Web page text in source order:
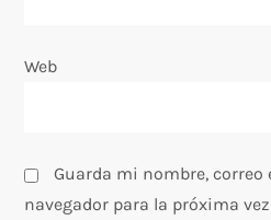
d
s
Web
Guarda mi nombre, correo
navegador para la próxima